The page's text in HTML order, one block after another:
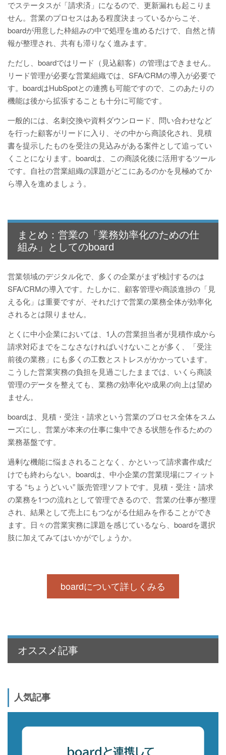
でステータスが「請求済」になるので、更新漏れも起こりま
せん。営業のプロセスはある程度決まっているからこそ、
boardが用意した枠組みの中で処理を進めるだけで、自然と情
報が整理され、共有も滞りなく進みます。
ただし、boardではリード（見込顧客）の管理はできません。
リード管理が必要な営業組織では、SFA/CRMの導入が必要で
す。boardはHubSpotとの連携も可能ですので、このあたりの
機能は後から拡張することも十分に可能です。
一般的には、名刺交換や資料ダウンロード、問い合わせなど
を行った顧客がリードに入り、その中から商談化され、見積
書を提示したものを受注の見込みがある案件として追ってい
くことになります。boardは、この商談化後に活用するツール
です。自社の営業組織の課題がどこにあるのかを見極めてか
ら導入を進めましょう。
まとめ：営業の「業務効率化のための仕
組み」としてのboard
営業領域のデジタル化で、多くの企業がまず検討するのは
SFA/CRMの導入です。たしかに、顧客管理や商談進捗の「見
える化」は重要ですが、それだけで営業の業務全体が効率化
されるとは限りません。
とくに中小企業においては、1人の営業担当者が見積作成から
請求対応までをこなさなければいけないことが多く、「受注
前後の業務」にも多くの工数とストレスがかかっています。
こうした営業実務の負担を見過ごしたままでは、いくら商談
管理のデータを整えても、業務の効率化や成果の向上は望め
ません。
boardは、見積・受注・請求という営業のプロセス全体をスム
ーズにし、営業が本来の仕事に集中できる状態を作るための
業務基盤です。
過剰な機能に悩まされることなく、かといって請求書作成だ
けでも終わらない。boardは、中小企業の営業現場にフィット
する “ちょうどいい” 販売管理ソフトです。見積・受注・請求
の業務を1つの流れとして管理できるので、営業の仕事が整理
され、結果として売上にもつながる仕組みを作ることができ
ます。日々の営業実務に課題を感じているなら、boardを選択
肢に加えてみてはいかがでしょうか。
boardについて詳しくみる
オススメ記事
人気記事